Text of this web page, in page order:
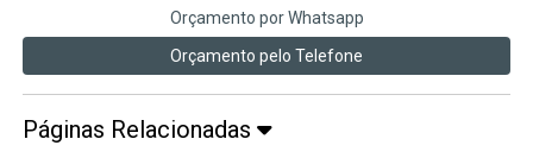
Orçamento por Whatsapp
Orçamento pelo Telefone
Páginas Relacionadas